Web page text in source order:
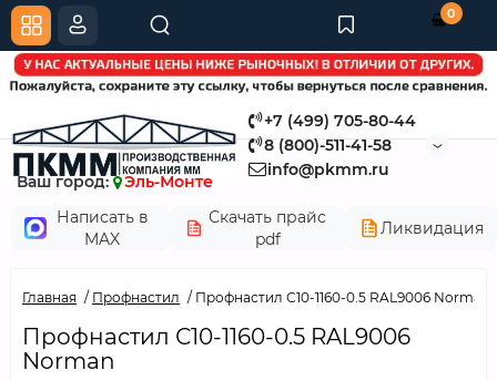
+7 (499) 705-80-44
8 (800)-511-41-58
info@pkmm.ru
Ваш город:
Эль-Монте
Написать в
MAX
Скачать прайс
pdf
Ликвидация
0
Главная Профнастил Профнастил С10-1160-0.5 RAL9006 Norman
Профнастил С10-1160-0.5 RAL9006
Norman